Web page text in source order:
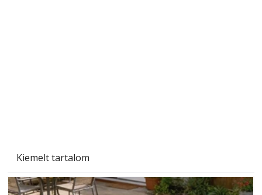
Kiemelt tartalom